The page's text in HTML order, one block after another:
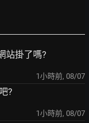
站掛了嗎?
1小時前, 08/07
?
1小時前, 08/07